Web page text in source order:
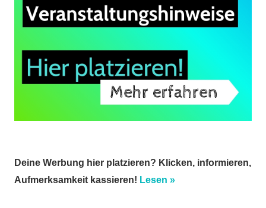
Deine Werbung hier platzieren? Klicken, informieren,
Aufmerksamkeit kassieren! Lesen »